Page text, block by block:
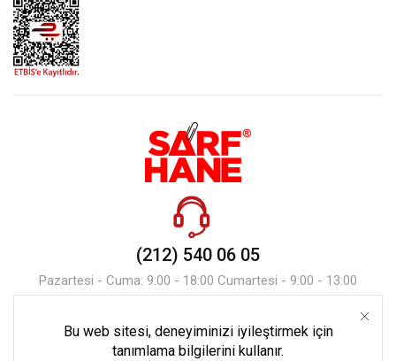
(212) 540 06 05
Pazartesi - Cuma: 9:00 - 18:00 Cumartesi - 9:00 - 13:00
Mesaj Gönder
Bu web sitesi, deneyiminizi iyileştirmek için
tanımlama bilgilerini kullanır.